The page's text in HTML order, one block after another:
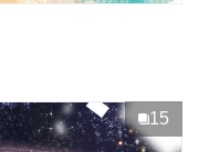
15